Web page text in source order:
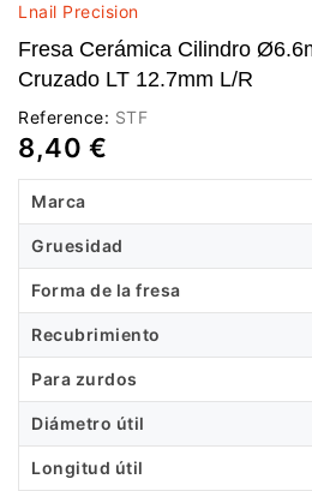
Lnail Precision
Fresa Cerámica Cilindro
Cruzado LT 12.7mm L/R
Reference: STF
8,40 €
Marca
Gruesidad
Forma de la fresa
Recubrimiento
Para zurdos
Diámetro útil
Longitud útil